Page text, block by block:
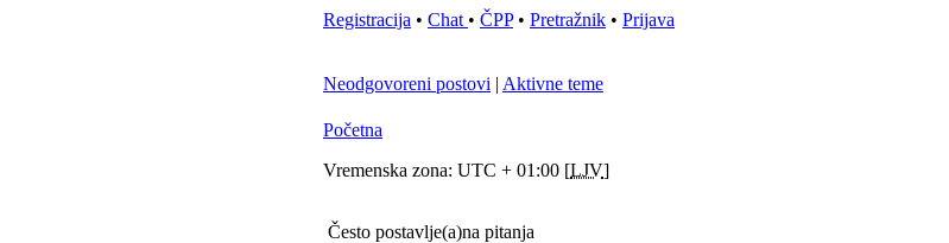
Registracija • Chat • ČPP• Pretražnik • Prijava
Neodgovoreni postovi | Aktivne teme
Početna
Vremenska zona: UTC + 01:00 [LJV]
Često postavlje(a)na pitanja